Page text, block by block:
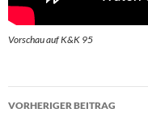
Vorschau auf K&K 95
VORHERIGER BEITRAG